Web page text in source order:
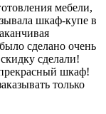
мебели,
шкаф-купе в
сделано очень
сделали!
шкаф!
только